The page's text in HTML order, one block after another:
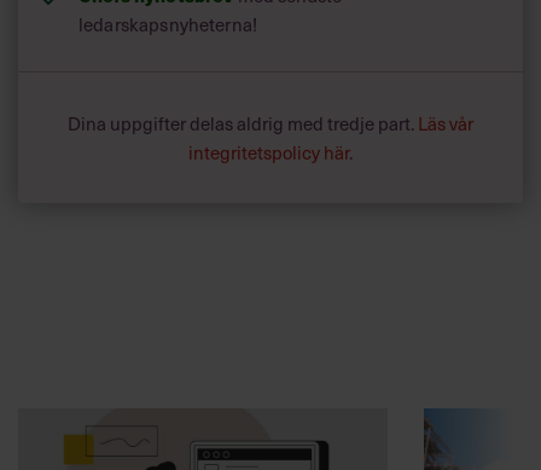
ledarskapsnyheterna!
Dina uppgifter delas aldrig med tredje part. Läs vår
integritetspolicy här.